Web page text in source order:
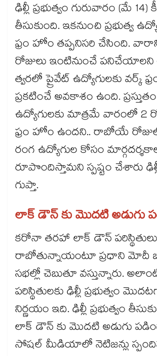
ఢిల్లీ ప్రభుత్వం గురువారం (మే
తీసుకుంది. ఇకనుంచి ప్రభుత్వ
ఫ్రం హోం తప్పనిసరి చేసింది.
రోజులు ఇంటినుంచే
త్వరలో ప్రైవేట్ ఉద్యోగులకు వర్క్
ప్రకటించే అవకాశం ఉంది. ప్రస్తుతం
ఉద్యోగులకు మాత్రమే వారంలో 2
ఫ్రం హోం ఉందని.. రాబోయే
రంగ ఉద్యోగుల కోసం
రూపొందిస్తామని స్పష్టం చేశారు
గుప్తా.
లాక్ డౌన్ కు మొదటి అడుగు
కరోనా తరహా లాక్ డౌన్ పరిస్థితులు
రాబోతున్నాయంటూ ప్రధాని మోదీ
సభల్లో చెబుతూ వస్తున్నారు.
పరిస్థితులకు ఢిల్లీ ప్రభుత్వం
నిర్ణయం ఇది. ఢిల్లీ ప్రభుత్వం
లాక్ డౌన్ కు మొదటి అడుగు
సోషల్ మీడియాలో నెటిజన్లు